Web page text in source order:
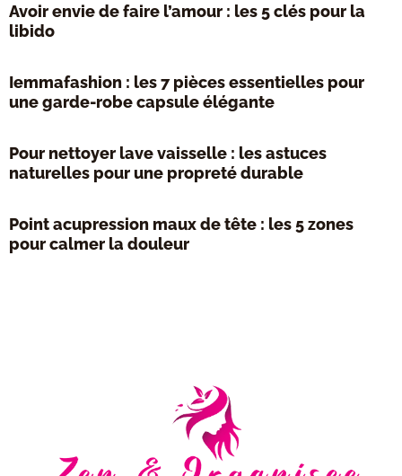
Avoir envie de faire l’amour : les 5 clés pour la
libido
Iemmafashion : les 7 pièces essentielles pour
une garde-robe capsule élégante
Pour nettoyer lave vaisselle : les astuces
naturelles pour une propreté durable
Point acupression maux de tête : les 5 zones
pour calmer la douleur